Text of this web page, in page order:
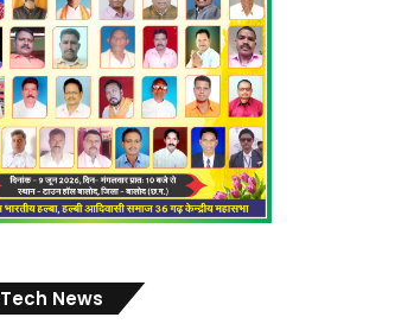
News